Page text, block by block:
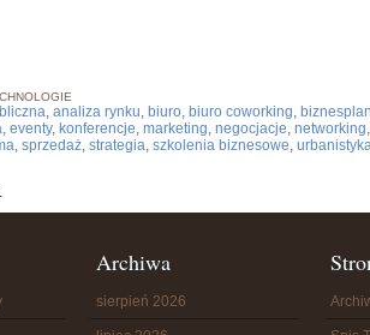
, analiza rynku, biuro, biuro coworking,
, eventy, konferencje, marketing, negocjacje, networking
, sprzedaż, strategia, szkolenia biznesowe,
Archiwa
sierpień 2026